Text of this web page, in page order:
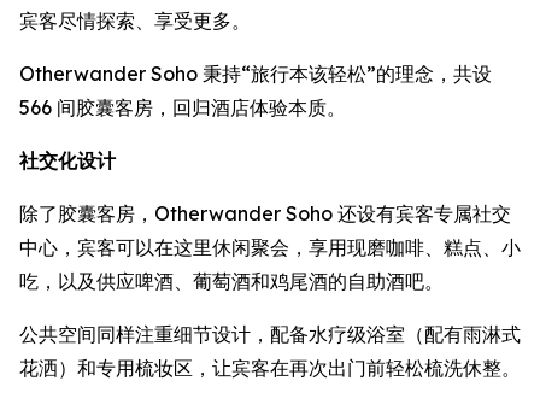
宾客尽情探索、享受更多。
Otherwander Soho 秉持“旅行本该轻松”的理念，共设
566 间胶囊客房，回归酒店体验本质。
社交化设计
除了胶囊客房，Otherwander Soho 还设有宾客专属社交
中心，宾客可以在这里休闲聚会，享用现磨咖啡、糕点、小
吃，以及供应啤酒、葡萄酒和鸡尾酒的自助酒吧。
公共空间同样注重细节设计，配备水疗级浴室（配有雨淋式
花洒）和专用梳妆区，让宾客在再次出门前轻松梳洗休整。